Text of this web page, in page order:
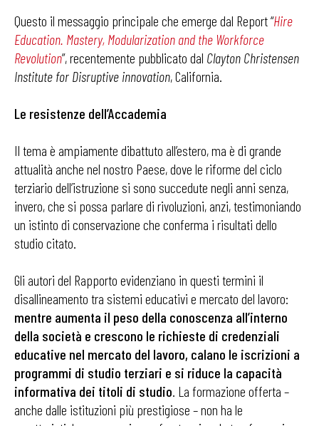
Questo il messaggio principale che emerge dal Report “Hire
Education. Mastery, Modularization and the Workforce
Revolution”, recentemente pubblicato dal Clayton Christensen
Institute for Disruptive innovation, California.
Le resistenze dell’Accademia
Il tema è ampiamente dibattuto all’estero, ma è di grande
attualità anche nel nostro Paese, dove le riforme del ciclo
terziario dell’istruzione si sono succedute negli anni senza,
invero, che si possa parlare di rivoluzioni, anzi, testimoniando
un istinto di conservazione che conferma i risultati dello
studio citato.
Gli autori del Rapporto evidenziano in questi termini il
disallineamento tra sistemi educativi e mercato del lavoro:
mentre aumenta il peso della conoscenza all’interno
della società e crescono le richieste di credenziali
educative nel mercato del lavoro, calano le iscrizioni a
programmi di studio terziari e si riduce la capacità
informativa dei titoli di studio. La formazione offerta –
anche dalle istituzioni più prestigiose – non ha le